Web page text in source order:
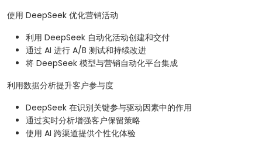
使用 DeepSeek 优化营销活动
利用 DeepSeek 自动化活动创建和交付
通过 AI 进行 A/B 测试和持续改进
将 DeepSeek 模型与营销自动化平台集成
利用数据分析提升客户参与度
DeepSeek 在识别关键参与驱动因素中的作用
通过实时分析增强客户保留策略
使用 AI 跨渠道提供个性化体验